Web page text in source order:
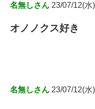
名無しさん 23/07/12(水)
オノノクス好き
名無しさん 23/07/12(水)